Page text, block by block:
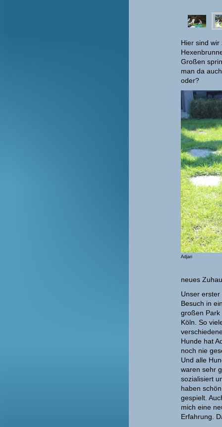
Hier sind
Großen
man da
oder?
Adjari
neues
Unser erster
Besuch in
großen Park
Köln. So
Hunde hat
noch nie
Und alle
waren sehr
sozialisiert
haben schön
gespielt.
mich eine
Erfahrung.